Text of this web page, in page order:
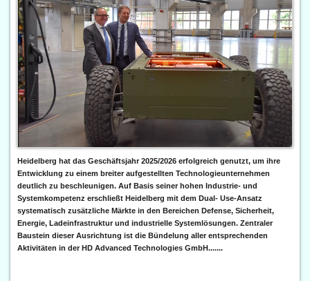
Heidelberg hat das Geschäftsjahr 2025/2026 erfolgreich genutzt, um ihre
Entwicklung zu einem breiter aufgestellten Technologieunternehmen
deutlich zu beschleunigen. Auf Basis seiner hohen Industrie- und
Systemkompetenz erschließt Heidelberg mit dem Dual- Use-Ansatz
systematisch zusätzliche Märkte in den Bereichen Defense, Sicherheit,
Energie, Ladeinfrastruktur und industrielle Systemlösungen. Zentraler
Baustein dieser Ausrichtung ist die Bündelung aller entsprechenden
Aktivitäten in der HD Advanced Technologies GmbH.......